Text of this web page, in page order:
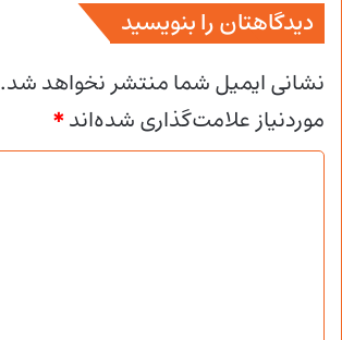
دیدگاهتان را بنویسید
نشانی ایمیل شما منتشر نخواهد شد.
موردنیاز علامت‌گذاری شده‌اند*